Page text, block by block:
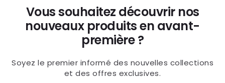
Vous souhaitez découvrir nos
nouveaux produits en avant-
première ?
Soyez le premier informé des nouvelles collections
et des offres exclusives.